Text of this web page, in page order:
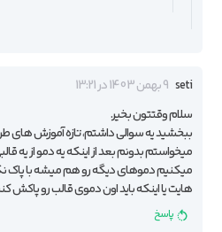
seti 9 بهمن 1403 در 13:21
سلام وقتتون بخیر.
ببخشید یه سوالی داشتم، تازه آموزش های
میخواستم بدونم بعد از اینکه یه دمو از یه
میکنیم دموهای دیگه رو هم میشه با پاک
هایت یا اینکه باید اون دموی قالب رو پاکش
پاسخ